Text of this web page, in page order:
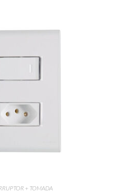
+ TOMADA